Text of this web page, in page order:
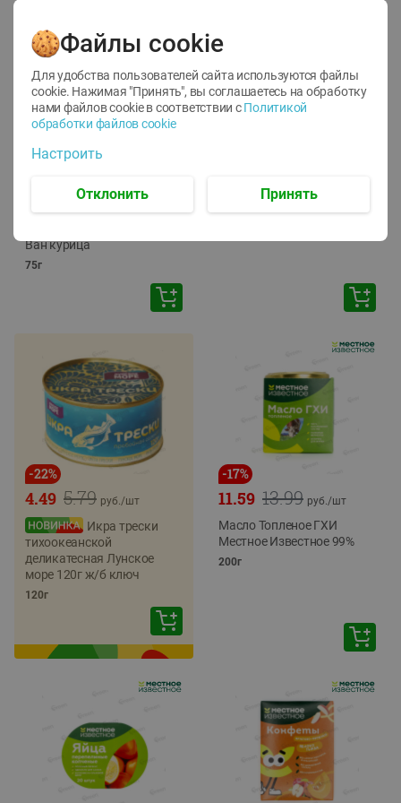
12
1.05 руб./
руб./шт
Корм влаж. для кош. с
Ван курица
75г
ТОФУ Vegetus ТВЕРДЫЙ
-22%
5.79
4.49 руб./шт
Икра трески
тихоокеанской
деликатесная Лунское
море 120г ж/б ключ
120г
-17%
13.99
11.59 руб./шт
Масло Топленое ГХИ
Местное Известное 99%
200г
Файлы cookie
Для удобства пользователей сайта используются файлы
cookie. Нажимая "Принять", вы соглашаетесь на обработку
нами файлов cookie в соответствии с Политикой
обработки файлов cookie
Настроить
Отклонить Принять